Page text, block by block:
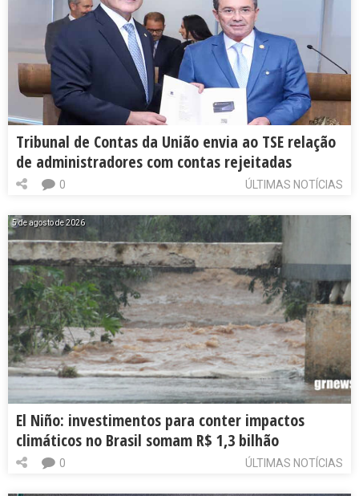
Tribunal de Contas da União envia ao TSE relação
de administradores com contas rejeitadas
ÚLTIMAS NOTÍCIAS
0
5 de agosto de 2026
El Niño: investimentos para conter impactos
climáticos no Brasil somam R$ 1,3 bilhão
ÚLTIMAS NOTÍCIAS
0